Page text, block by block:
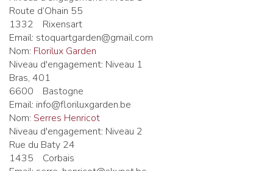
Route d’Ohain 55
1332
Rixensart
Email: stoquartgarden@gmail.com
Nom: Florilux Garden
Niveau d'engagement: Niveau 1
Bras, 401
6600
Bastogne
Email: info@floriluxgarden.be
Nom: Serres Henricot
Niveau d'engagement: Niveau 2
Rue du Baty 24
1435
Corbais